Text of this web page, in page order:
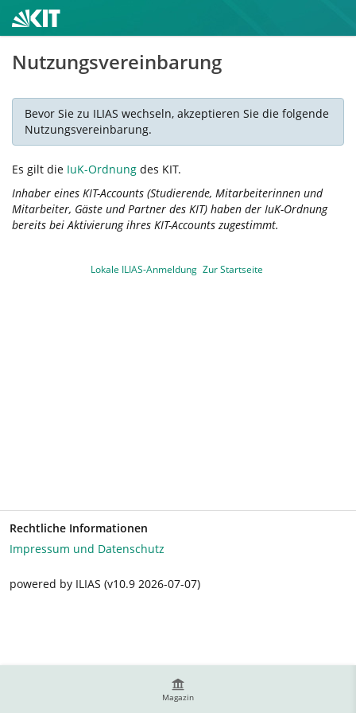
Magazin
Nutzungsvereinbarung
Bevor Sie zu ILIAS wechseln, akzeptieren Sie die folgende
Nutzungsvereinbarung.
Es gilt die IuK-Ordnung des KIT.
Inhaber eines KIT-Accounts (Studierende, Mitarbeiterinnen und
Mitarbeiter, Gäste und Partner des KIT) haben der IuK-Ordnung
bereits bei Aktivierung ihres KIT-Accounts zugestimmt.
Lokale ILIAS-Anmeldung Zur Startseite
Rechtliche Informationen
Impressum und Datenschutz
powered by ILIAS (v10.9 2026-07-07)